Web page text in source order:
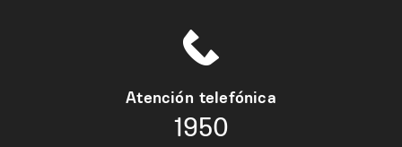
Atención telefónica
1950